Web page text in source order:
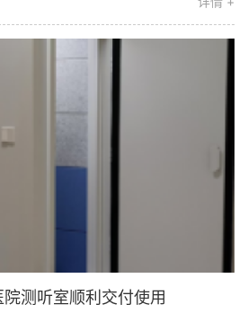
测听室顺利交付使用